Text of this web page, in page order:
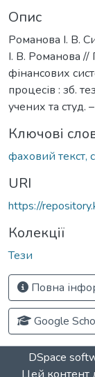
Опис
Романова І. В.
І. В. Романова
фінансових
процесів : зб.
учених та студ.
Ключові
фаховий текст,
URI
https://
Колекції
Тези
Повна
Google
DSpace